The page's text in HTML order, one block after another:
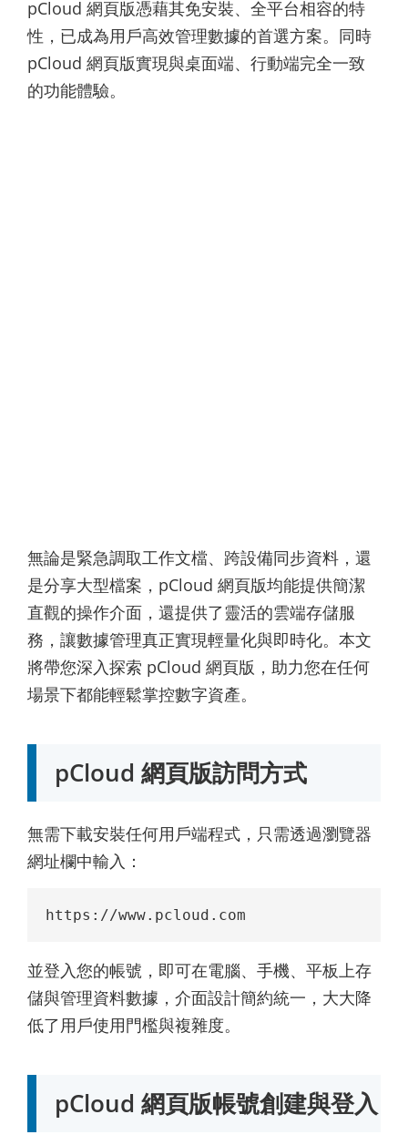
pCloud 網頁版憑藉其免安裝、全平台相容的特
性，已成為用戶高效管理數據的首選方案。同時
pCloud 網頁版實現與桌面端、行動端完全一致
的功能體驗。
無論是緊急調取工作文檔、跨設備同步資料，還
是分享大型檔案，pCloud 網頁版均能提供簡潔
直觀的操作介面，還提供了靈活的雲端存儲服
務，讓數據管理真正實現輕量化與即時化。本文
將帶您深入探索 pCloud 網頁版，助力您在任何
場景下都能輕鬆掌控數字資產。
pCloud 網頁版訪問方式
無需下載安裝任何用戶端程式，只需透過瀏覽器
網址欄中輸入：
https://www.pcloud.com
並登入您的帳號，即可在電腦、手機、平板上存
儲與管理資料數據，介面設計簡約統一，大大降
低了用戶使用門檻與複雜度。
pCloud 網頁版帳號創建與登入